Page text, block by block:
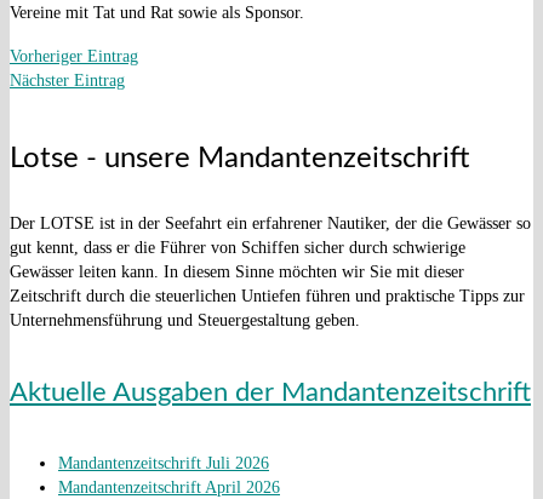
Vereine mit Tat und Rat sowie als Sponsor.
Vorheriger Eintrag
Nächster Eintrag
Lotse - unsere Mandantenzeitschrift
Der LOTSE ist in der Seefahrt ein erfahrener Nautiker, der die Gewässer so
gut kennt, dass er die Führer von Schiffen sicher durch schwierige
Gewässer leiten kann. In diesem Sinne möchten wir Sie mit dieser
Zeitschrift durch die steuerlichen Untiefen führen und praktische Tipps zur
Unternehmensführung und Steuergestaltung geben.
Aktuelle Ausgaben der Mandantenzeitschrift
Mandantenzeitschrift Juli 2026
Mandantenzeitschrift April 2026